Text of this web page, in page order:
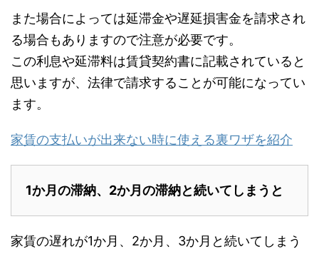
また場合によっては延滞金や遅延損害金を請求され
る場合もありますので注意が必要です。
この利息や延滞料は賃貸契約書に記載されていると
思いますが、法律で請求することが可能になってい
ます。
家賃の支払いが出来ない時に使える裏ワザを紹介
1か月の滞納、2か月の滞納と続いてしまうと
家賃の遅れが1か月、2か月、3か月と続いてしまう